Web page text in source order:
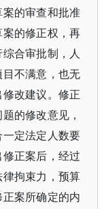
的审查和批准
的修正权，再
合审批制，人
不满意，也无
改建议。修正
的修改意见，
定法定人数要
正案后，经过
拘束力，预算
案所确定的内